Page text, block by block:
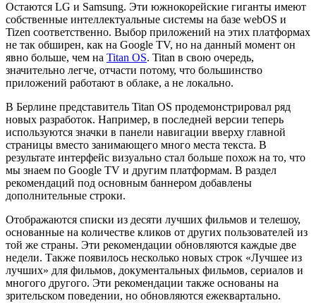
Остаются LG и Samsung. Эти южнокорейские гиганты имеют
собственные интеллектуальные системы на базе webOS и
Tizen соответственно. Выбор приложений на этих платформах
не так обширен, как на Google TV, но на данный момент он
явно больше, чем на Titan OS. Titan в свою очередь,
значительно легче, отчасти потому, что большинство
приложений работают в облаке, а не локально.
В Берлине представитель Titan OS продемонстрировал ряд
новых разработок. Например, в последней версии теперь
используются значки в панели навигации вверху главной
страницы вместо занимающего много места текста. В
результате интерфейс визуально стал больше похож на то, что
мы знаем по Google TV и другим платформам. В раздел
рекомендаций под основным баннером добавлены
дополнительные строки.
Отображаются списки из десяти лучших фильмов и телешоу,
основанные на количестве кликов от других пользователей из
той же страны. Эти рекомендации обновляются каждые две
недели. Также появилось несколько новых строк «Лучшее из
лучших» для фильмов, документальных фильмов, сериалов и
многого другого. Эти рекомендации также основаны на
зрительском поведении, но обновляются ежеквартально.